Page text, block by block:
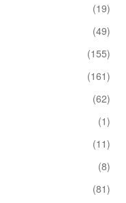
(19)
(49)
(155)
(161)
(62)
(1)
(11)
(8)
(81)